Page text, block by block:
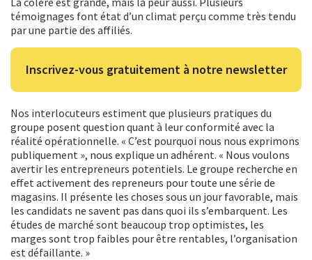
témoignages font état d’un climat perçu comme très tendu
par une partie des affiliés.
Inscrivez-vous gratuitement à notre newsletter
Nos interlocuteurs estiment que plusieurs pratiques du
groupe posent question quant à leur conformité avec la
réalité opérationnelle. « C’est pourquoi nous nous exprimons
publiquement », nous explique un adhérent. « Nous voulons
avertir les entrepreneurs potentiels. Le groupe recherche en
effet activement des repreneurs pour toute une série de
magasins. Il présente les choses sous un jour favorable, mais
les candidats ne savent pas dans quoi ils s’embarquent. Les
études de marché sont beaucoup trop optimistes, les
marges sont trop faibles pour être rentables, l’organisation
est défaillante. »